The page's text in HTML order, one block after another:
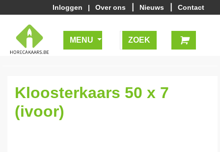
Inloggen | Over ons Nieuws Contact
MENU
Kloosterkaars 50 x 7
(ivoor)